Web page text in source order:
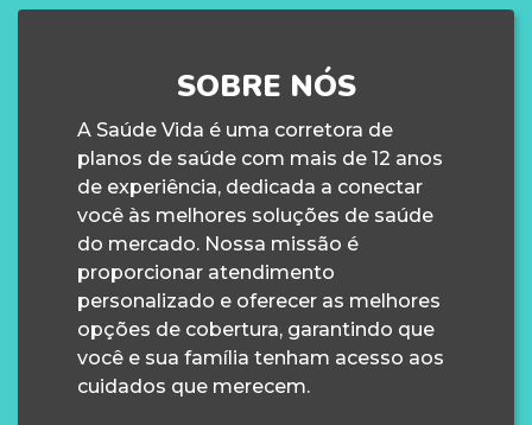
SOBRE NÓS
A Saúde Vida é uma corretora de
planos de saúde com mais de 12 anos
de experiência, dedicada a conectar
você às melhores soluções de saúde
do mercado. Nossa missão é
proporcionar atendimento
personalizado e oferecer as melhores
opções de cobertura, garantindo que
você e sua família tenham acesso aos
cuidados que merecem.